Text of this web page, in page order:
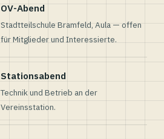
OV-Abend
Stadtteilschule Bramfeld, Aula — offen
für Mitglieder und Interessierte.
Stationsabend
Technik und Betrieb an der
Vereinsstation.